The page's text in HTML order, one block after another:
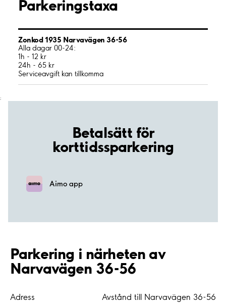
Parkeringstaxa
Zonkod 1935 Narvavägen 36-56
Alla dagar 00-24:
1h - 12 kr
24h - 65 kr
Serviceavgift kan tillkomma
;
Betalsätt för
korttidssparkering
Aimo app
Parkering i närheten av
Narvavägen 36-56
Adress Avstånd till Narvavägen 36-56